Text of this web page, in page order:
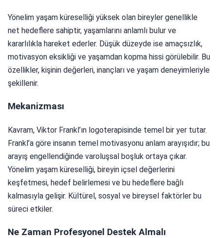
Yönelim yaşam küreselliği yüksek olan bireyler genellikle
net hedeflere sahiptir, yaşamlarını anlamlı bulur ve
kararlılıkla hareket ederler. Düşük düzeyde ise amaçsızlık,
motivasyon eksikliği ve yaşamdan kopma hissi görülebilir. Bu
özellikler, kişinin değerleri, inançları ve yaşam deneyimleriyle
şekillenir.
Mekanizması
Kavram, Viktor Frankl’ın logoterapisinde temel bir yer tutar.
Frankl’a göre insanın temel motivasyonu anlam arayışıdır; bu
arayış engellendiğinde varoluşsal boşluk ortaya çıkar.
Yönelim yaşam küreselliği, bireyin içsel değerlerini
keşfetmesi, hedef belirlemesi ve bu hedeflere bağlı
kalmasıyla gelişir. Kültürel, sosyal ve bireysel faktörler bu
süreci etkiler.
Ne Zaman Profesyonel Destek Almalı